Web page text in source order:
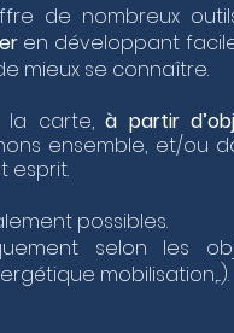
de nombreux
en développant
mieux se connaître.
la carte, à partir
ensemble, et/ou
esprit.
possibles.
selon les
mobilisation,...).